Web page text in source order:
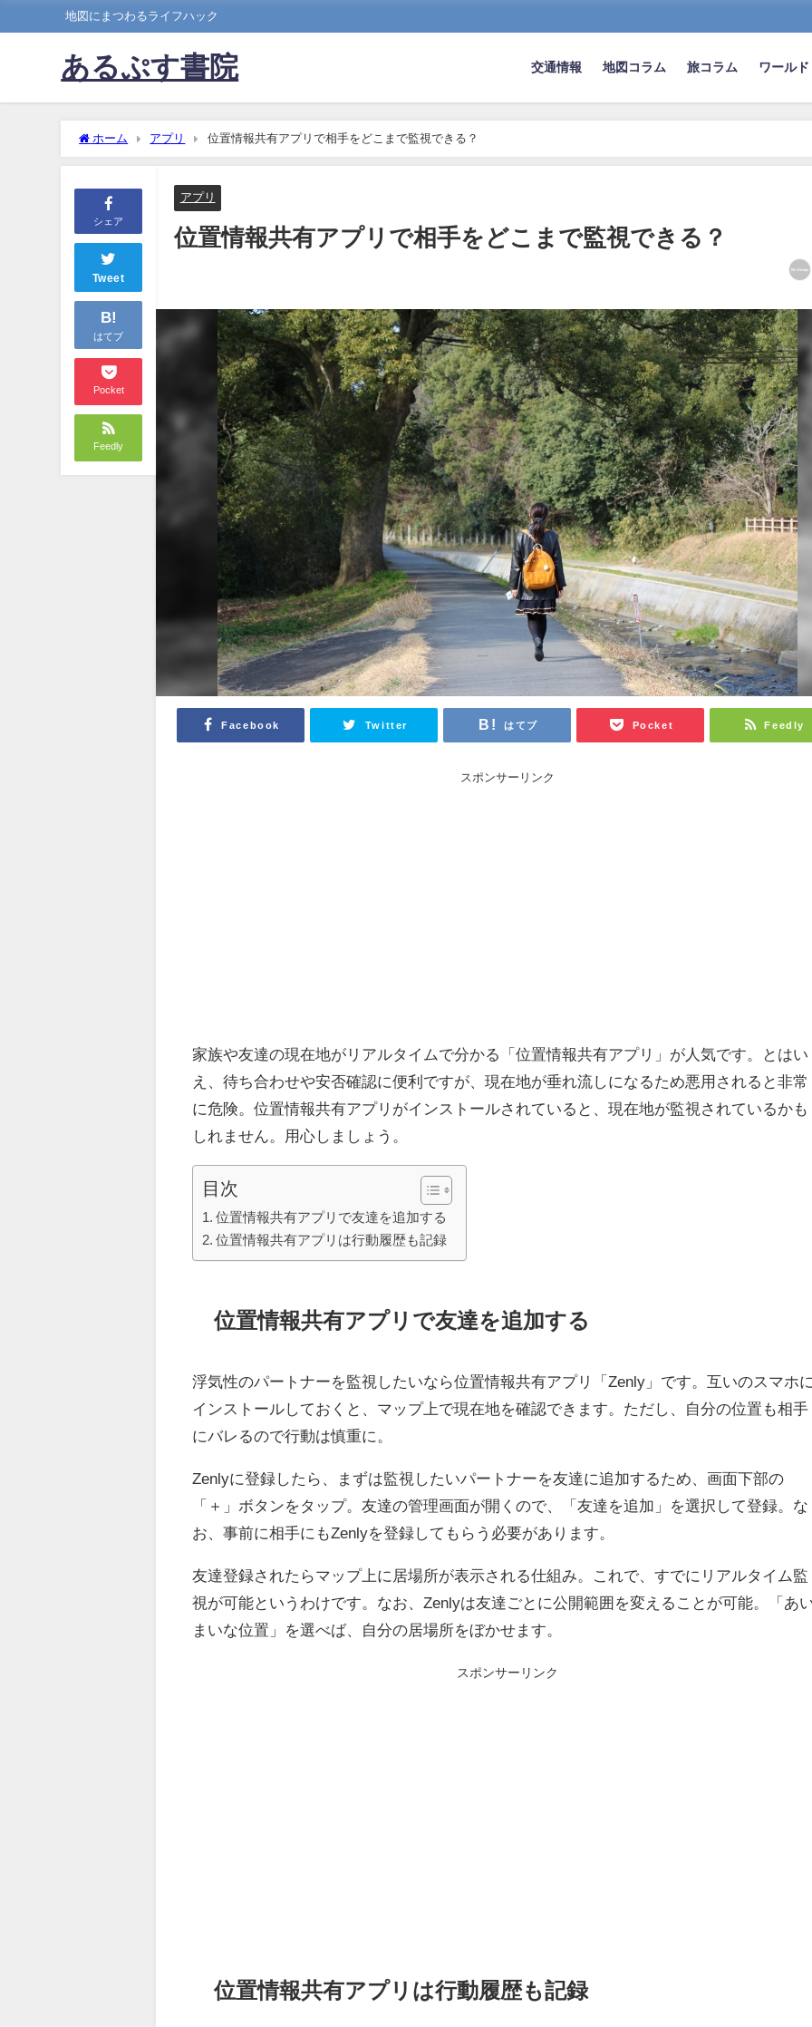
地図にまつわるライフハック
あるぷす書院 交通情報 地図コラム 旅コラム ワールド
ホーム アプリ 位置情報共有アプリで相手をどこまで監視できる？
シェア
Tweet
B!
はてブ
Pocket
Feedly
アプリ
位置情報共有アプリで相手をどこまで監視できる？
Facebook Twitter はてブ Pocket Feedly
スポンサーリンク
家族や友達の現在地がリアルタイムで分かる「位置情報共有アプリ」が人気です。とはい
え、待ち合わせや安否確認に便利ですが、現在地が垂れ流しになるため悪用されると非常
に危険。位置情報共有アプリがインストールされていると、現在地が監視されているかも
しれません。用心しましょう。
目次
位置情報共有アプリで友達を追加する
位置情報共有アプリは行動履歴も記録
位置情報共有アプリで友達を追加する
浮気性のパートナーを監視したいなら位置情報共有アプリ「Zenly」です。互いのスマホ
インストールしておくと、マップ上で現在地を確認できます。ただし、自分の位置も相手
にバレるので行動は慎重に。
Zenlyに登録したら、まずは監視したいパートナーを友達に追加するため、画面下部の
「＋」ボタンをタップ。友達の管理画面が開くので、「友達を追加」を選択して登録。な
お、事前に相手にもZenlyを登録してもらう必要があります。
友達登録されたらマップ上に居場所が表示される仕組み。これで、すでにリアルタイム監
視が可能というわけです。なお、Zenlyは友達ごとに公開範囲を変えることが可能。「あ
まいな位置」を選べば、自分の居場所をぼかせます。
スポンサーリンク
位置情報共有アプリは行動履歴も記録